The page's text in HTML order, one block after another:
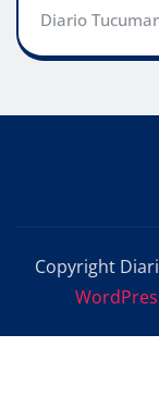
Diario
Copyright